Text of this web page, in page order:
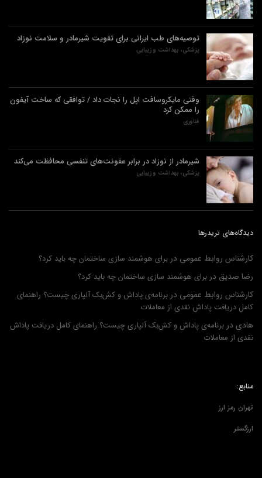
توصیه‌های طب ایرانی برای تقویت شیرمادر و سلامت نوزاد
پزشکی، بهداشت و زیبایی
وقتی مایکروسافت اپل را نجات داد / توافقی که ساخت آیفون
را ممکن کرد
فناوری
شیرمادر از نوزاد در برابر عفونت‌های تنفسی محافظت می‌کند
پزشکی، بهداشت و زیبایی
دیدگاه‌های تریدرها
کارشناس روابط عمومی در برای هوشمند سازی ساختمان چه باید کرد؟
رضا صدیق در برای هوشمند سازی ساختمان چه باید کرد؟
کارشناس روابط عمومی در برنامه‌ی پاداش و کش‌بک آلپاری چیست؟ راهنمای
کامل دریافت پاداش نقدی از معاملات
هادی در برنامه‌ی پاداش و کش‌بک آلپاری چیست؟ راهنمای کامل دریافت پاداش
نقدی از معاملات
منابع:
تهران رمز ارز
ارزگستر